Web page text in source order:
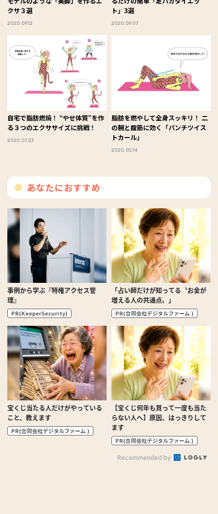
クサ３選
2020.09.12
ト」3選
2020.09.07
自宅で脂肪燃焼！ “やせ体質”を作
る３つのエクササイズに挑戦！
2020.07.23
脂肪を燃やして全身スッキリ！ 二
の腕と腹筋に効く「パンチツイス
トカール」
2020.05.14
あなたにおすすめ
事例から学ぶ『特権アクセス管
理』
PR(KeeperSecurity)
「占い師だけが知ってる〝お金が
増える人の共通点〟」
PR(合同会社デジタルファーム )
宝くじ当たる人だけがやっている
こと、教えます
PR(合同会社デジタルファーム )
【宝くじ何年も買って一度も当た
らない人へ】原因、はっきりして
ます
PR(合同会社デジタルファーム )
Recommended by